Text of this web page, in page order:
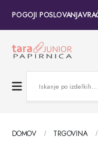
POGOJI POSLOVANJA
DOMOV TRGOVINA